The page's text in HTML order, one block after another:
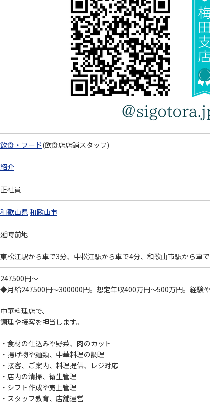
飲食・フード(飲食店店舗スタッフ)
紹介
正社員
和歌山県和歌山市
延時前地
東松江駅から車で3分、中松江駅から車で4分、和歌山市駅から
247500円～
◆月給247500円～300000円。想定年収400万円～500万円。経験
中華料理店で、
調理や接客を担当します。
・食材の仕込みや野菜、肉のカット
・揚げ物や麺類、中華料理の調理
・接客、ご案内、料理提供、レジ対応
・店内の清掃、衛生管理
・シフト作成や売上管理
・スタッフ教育、店舗運営